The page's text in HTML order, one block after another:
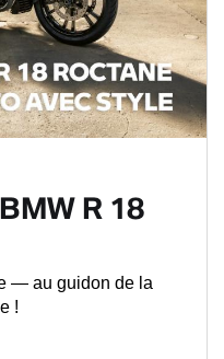
R 18
— au guidon de la
!